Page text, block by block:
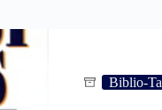
Biblio-